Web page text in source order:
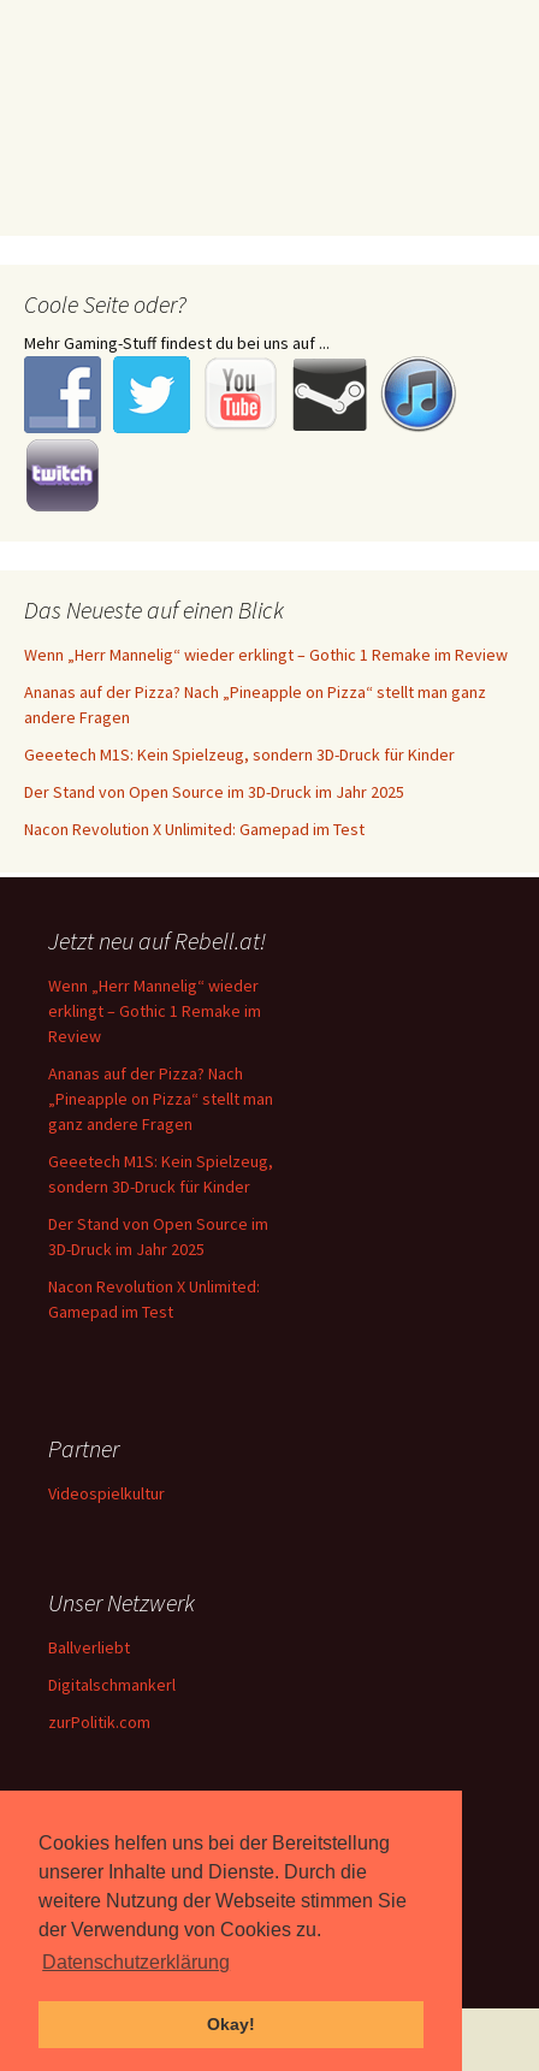
Cookies helfen uns bei der Bereitstellung
unserer Inhalte und Dienste. Durch die
weitere Nutzung der Webseite stimmen Sie
der Verwendung von Cookies zu.
Datenschutzerklärung
Okay!
Coole Seite oder?
Mehr Gaming-Stuff findest du bei uns auf ...
Das Neueste auf einen Blick
Wenn „Herr Mannelig“ wieder erklingt – Gothic 1 Remake im Review
Ananas auf der Pizza? Nach „Pineapple on Pizza“ stellt man ganz
andere Fragen
Geeetech M1S: Kein Spielzeug, sondern 3D-Druck für Kinder
Der Stand von Open Source im 3D-Druck im Jahr 2025
Nacon Revolution X Unlimited: Gamepad im Test
Jetzt neu auf Rebell.at!
Wenn „Herr Mannelig“ wieder
erklingt – Gothic 1 Remake im
Review
Ananas auf der Pizza? Nach
„Pineapple on Pizza“ stellt man
ganz andere Fragen
Geeetech M1S: Kein Spielzeug,
sondern 3D-Druck für Kinder
Der Stand von Open Source im
3D-Druck im Jahr 2025
Nacon Revolution X Unlimited:
Gamepad im Test
Partner
Videospielkultur
Unser Netzwerk
Ballverliebt
Digitalschmankerl
zurPolitik.com
Über Uns
Rebell.atberichtet seit 2003
unabhängig über Computer-
und Videospiele. (Impressum)